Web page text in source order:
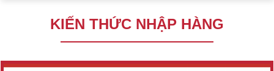
KIẾN THỨC NHẬP HÀNG